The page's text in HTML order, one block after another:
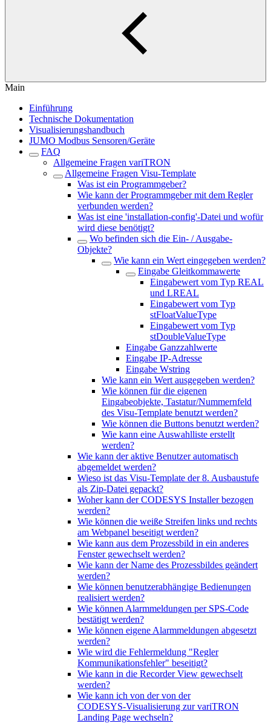
Main
Einführung
Technische Dokumentation
Visualisierungshandbuch
JUMO Modbus Sensoren/Geräte
FAQ
Allgemeine Fragen variTRON
Allgemeine Fragen Visu-Template
Was ist ein Programmgeber?
Wie kann der Programmgeber mit dem Regler
verbunden werden?
Was ist eine 'installation-config'-Datei und wofür
wird diese benötigt?
Wo befinden sich die Ein- / Ausgabe-
Objekte?
Wie kann ein Wert eingegeben werden?
Eingabe Gleitkommawerte
Eingabewert vom Typ REAL
und LREAL
Eingabewert vom Typ
stFloatValueType
Eingabewert vom Typ
stDoubleValueType
Eingabe Ganzzahlwerte
Eingabe IP-Adresse
Eingabe Wstring
Wie kann ein Wert ausgegeben werden?
Wie können für die eigenen
Eingabeobjekte, Tastatur/Nummernfeld
des Visu-Template benutzt werden?
Wie können die Buttons benutzt werden?
Wie kann eine Auswahlliste erstellt
werden?
Wie kann der aktive Benutzer automatisch
abgemeldet werden?
Wieso ist das Visu-Template der 8. Ausbaustufe
als Zip-Datei gepackt?
Woher kann der CODESYS Installer bezogen
werden?
Wie können die weiße Streifen links und rechts
am Webpanel beseitigt werden?
Wie kann aus dem Prozessbild in ein anderes
Fenster gewechselt werden?
Wie kann der Name des Prozessbildes geändert
werden?
Wie können benutzerabhängige Bedienungen
realisiert werden?
Wie können Alarmmeldungen per SPS-Code
bestätigt werden?
Wie können eigene Alarmmeldungen abgesetzt
werden?
Wie wird die Fehlermeldung "Regler
Kommunikationsfehler" beseitigt?
Wie kann in die Recorder View gewechselt
werden?
Wie kann ich von der von der
CODESYS‑Visualisierung zur variTRON
Landing Page wechseln?